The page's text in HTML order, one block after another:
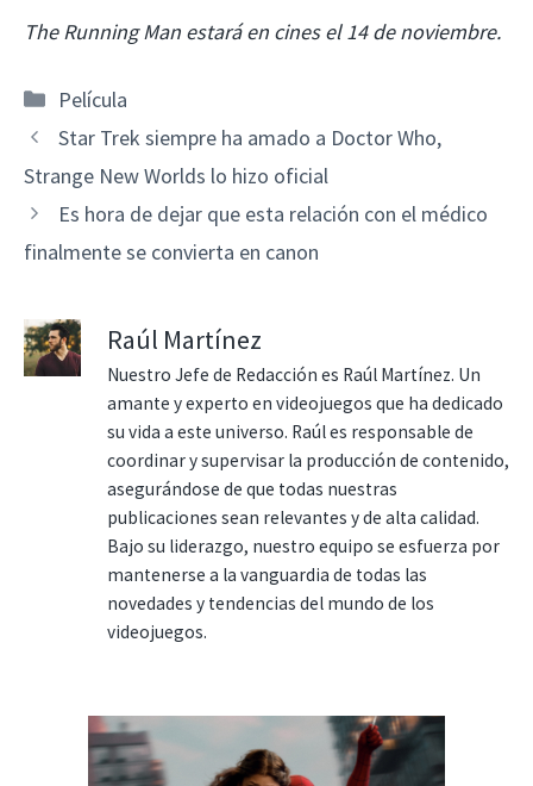
The Running Man estará en cines el 14 de noviembre.
Categorías
Película
Star Trek siempre ha amado a Doctor Who,
Strange New Worlds lo hizo oficial
Es hora de dejar que esta relación con el médico
finalmente se convierta en canon
Raúl Martínez
Nuestro Jefe de Redacción es Raúl Martínez. Un
amante y experto en videojuegos que ha dedicado
su vida a este universo. Raúl es responsable de
coordinar y supervisar la producción de contenido,
asegurándose de que todas nuestras
publicaciones sean relevantes y de alta calidad.
Bajo su liderazgo, nuestro equipo se esfuerza por
mantenerse a la vanguardia de todas las
novedades y tendencias del mundo de los
videojuegos.